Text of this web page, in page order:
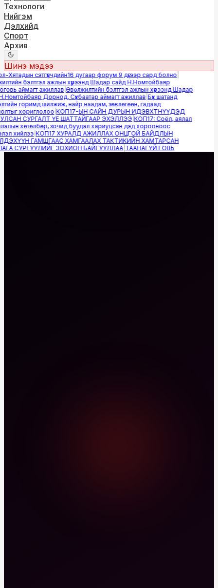
Технологи
Нийгэм
Дэлхийд
Спорт
Архив
Шинэ мэдээ
сэтгүүлчдийн16 дугаар форум 9 дүгээр сард болно|
бэлтгэл ажлын хүрээнд Шадар сайд Н.Номтойбаяр
аймагт ажиллав|Өвөлжилтийн бэлтгэл ажлын хүрээнд Шадар
Дорнод, Сүхбаатар аймагт ажиллав|Бүх шатанд
горимд шилжиж, найр наадам, зөвлөгөөн, гадаад
хориглолоо|КОП17-ЫН САЙН ДУРЫН ИДЭВХТНҮҮДЭД
СУРГАЛТ ҮЕ ШАТТАЙГААР ЭХЭЛЛЭЭ|КОП17: Соёл, аялал
хөтөлбөр, зочид буудал хариуцсан дэд хорооноос
хийлээ|КОП17 ХУРАЛД АЖИЛЛАХ ОНЦГОЙ БАЙДЛЫН
ГАМШГААС ХАМГААЛАХ ТАКТИКИЙН ХАМТАРСАН
СУРГУУЛИЙГ ЗОХИОН БАЙГУУЛЛАА|ТААНАГҮЙ ГОВЬ